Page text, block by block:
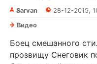
Sarvan 28-12-2015,
Видео
Боец смешанного
прозвищу Снеговик